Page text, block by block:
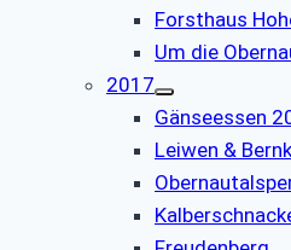
Forsthaus
Um die
2017
Gänseessen
Leiwen &